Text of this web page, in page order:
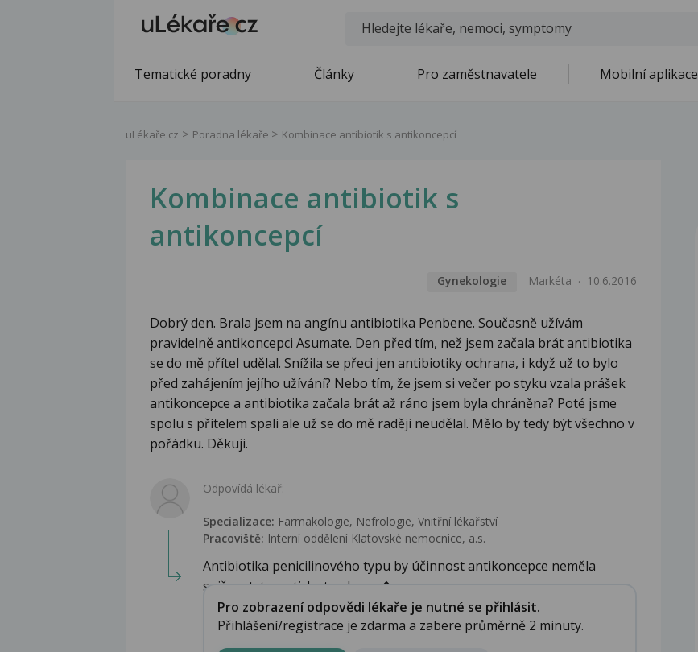
Tematické poradny Články Pro zaměstnavatele Mobilní aplikace
uLékaře.cz Poradna lékaře Kombinace antibiotik s antikoncepcí
Kombinace antibiotik s
antikoncepcí
Gynekologie Markéta 10.6.2016
Dobrý den. Brala jsem na angínu antibiotika Penbene. Současně užívám
pravidelně antikoncepci Asumate. Den před tím, než jsem začala brát antibiotika
se do mě přítel udělal. Snížila se přeci jen antibiotiky ochrana, i když už to bylo
před zahájením jejího užívání? Nebo tím, že jsem si večer po styku vzala prášek
antikoncepce a antibiotika začala brát až ráno jsem byla chráněna? Poté jsme
spolu s přítelem spali ale už se do mě raději neudělal. Mělo by tedy být všechno v
pořádku. Děkuji.
Odpovídá lékař:
Specializace: Farmakologie‎, Nefrologie, Vnitřní lékařství
Pracoviště: Interní oddělení Klatovské nemocnice, a.s.
Antibiotika penicilinového typu by účinnost antikoncepce neměla
snižovat, teoreticky to ale mo�...
Pro zobrazení odpovědi lékaře je nutné se přihlásit.
Přihlášení/registrace je zdarma a zabere průměrně 2 minuty.